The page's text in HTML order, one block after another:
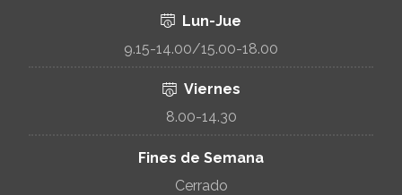
Lun-Jue
9.15-14.00/15.00-18.00
Viernes
8.00-14.30
Fines de Semana
Cerrado